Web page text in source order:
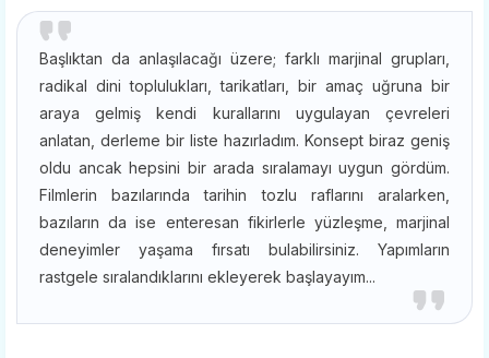
Başlıktan da anlaşılacağı üzere; farklı marjinal grupları,
radikal dini toplulukları, tarikatları, bir amaç uğruna bir
araya gelmiş kendi kurallarını uygulayan çevreleri
anlatan, derleme bir liste hazırladım. Konsept biraz geniş
oldu ancak hepsini bir arada sıralamayı uygun gördüm.
Filmlerin bazılarında tarihin tozlu raflarını aralarken,
bazıların da ise enteresan fikirlerle yüzleşme, marjinal
deneyimler yaşama fırsatı bulabilirsiniz. Yapımların
rastgele sıralandıklarını ekleyerek başlayayım...